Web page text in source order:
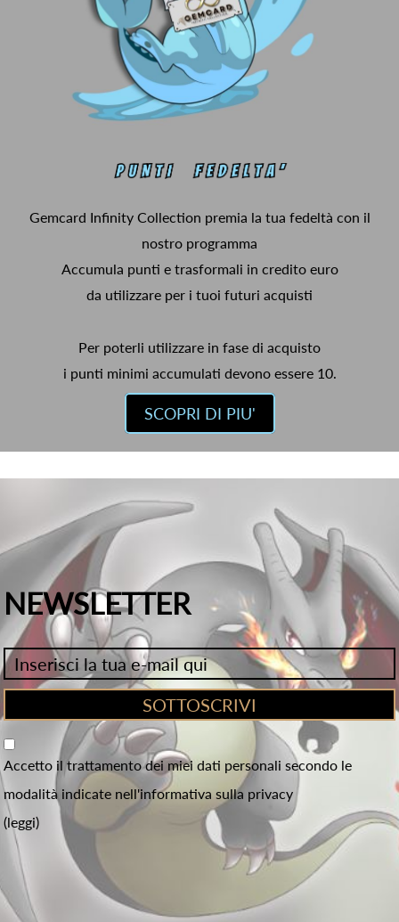
Gemcard Infinity Collection premia la tua fedeltà con il
nostro programma
Accumula punti e trasformali in credito euro
da utilizzare per i tuoi futuri acquisti
Per poterli utilizzare in fase di acquisto
i punti minimi accumulati devono essere 10.
SCOPRI DI PIU'
NEWSLETTER
Accetto il trattamento dei miei dati personali secondo le
modalità indicate nell'informativa sulla privacy
(leggi)